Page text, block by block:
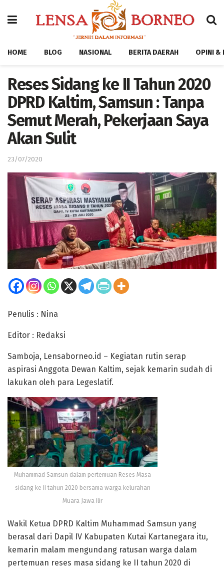
HOME BLOG NASIONAL BERITA DAERAH OPINI &
Reses Sidang ke II Tahun 2020
DPRD Kaltim, Samsun : Tanpa
Semut Merah, Pekerjaan Saya
Akan Sulit
23/07/2020
Penulis : Nina
Editor : Redaksi
Samboja, Lensaborneo.id – Kegiatan rutin serap
aspirasi Anggota Dewan Kaltim, sejak kemarin sudah di
lakukan oleh para Legeslatif.
Muhammad Samsun dalam pertemuan Reses Masa
sidang ke II tahun 2020 bersama warga kelurahan
Muara Jawa Ilir
Wakil Ketua DPRD Kaltim Muhammad Samsun yang
berasal dari Dapil IV Kabupaten Kutai Kartanegara itu,
kemarin malam mengundang ratusan warga dalam
pertemuan reses masa sidang ke II tahun 2020 di